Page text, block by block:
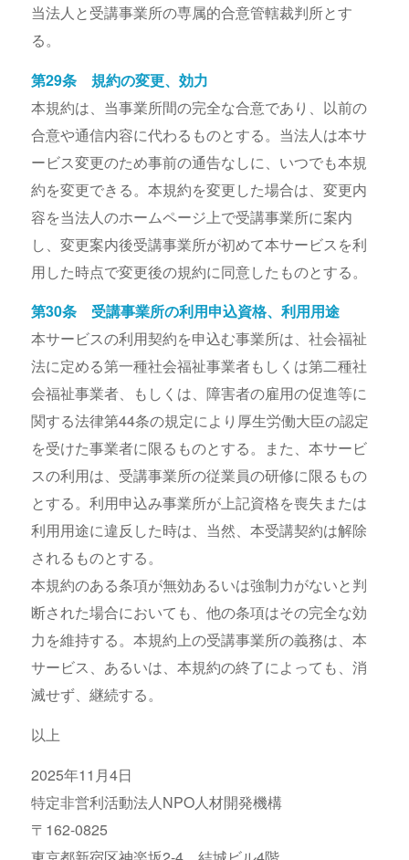
当法人と受講事業所の専属的合意管轄裁判所とす
る。
第29条 規約の変更、効力
本規約は、当事業所間の完全な合意であり、以前の
合意や通信内容に代わるものとする。当法人は本サ
ービス変更のため事前の通告なしに、いつでも本規
約を変更できる。本規約を変更した場合は、変更内
容を当法人のホームページ上で受講事業所に案内
し、変更案内後受講事業所が初めて本サービスを利
用した時点で変更後の規約に同意したものとする。
第30条 受講事業所の利用申込資格、利用用途
本サービスの利用契約を申込む事業所は、社会福祉
法に定める第一種社会福祉事業者もしくは第二種社
会福祉事業者、もしくは、障害者の雇用の促進等に
関する法律第44条の規定により厚生労働大臣の認定
を受けた事業者に限るものとする。また、本サービ
スの利用は、受講事業所の従業員の研修に限るもの
とする。利用申込み事業所が上記資格を喪失または
利用用途に違反した時は、当然、本受講契約は解除
されるものとする。
本規約のある条項が無効あるいは強制力がないと判
断された場合においても、他の条項はその完全な効
力を維持する。本規約上の受講事業所の義務は、本
サービス、あるいは、本規約の終了によっても、消
滅せず、継続する。
以上
2025年11月4日
特定非営利活動法人NPO人材開発機構
〒162-0825